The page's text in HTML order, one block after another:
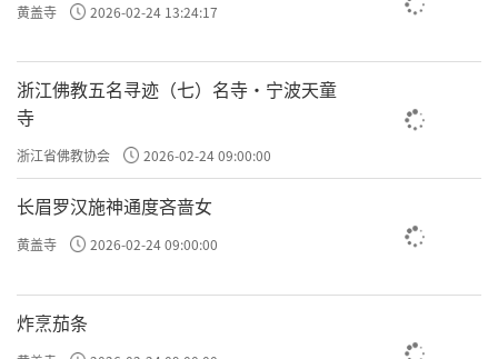
黄盖寺 2026-02-24 13:24:17
浙江佛教五名寻迹（七）名寺·宁波天童
寺
浙江省佛教协会 2026-02-24 09:00:00
长眉罗汉施神通度吝啬女
黄盖寺 2026-02-24 09:00:00
炸烹茄条